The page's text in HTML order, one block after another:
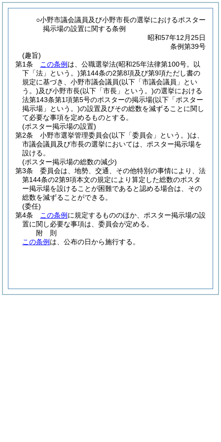
○小野市議会議員及び小野市長の選挙におけるポスター
掲示場の設置に関する条例
昭和57年12月25日
条例第39号
(趣旨)
第1条
この条例 は、公職選挙法(昭和25年法律第100号。以
下「法」という。)第144条の2第8項及び第9項ただし書の
規定に基づき、小野市議会議員(以下「市議会議員」とい
う。)及び小野市長(以下「市長」という。)の選挙における
法第143条第1項第5号のポスターの掲示場(以下「ポスター
掲示場」という。)の設置及びその総数を減ずることに関し
て必要な事項を定めるものとする。
(ポスター掲示場の設置)
第2条
小野市選挙管理委員会(以下「委員会」という。)は、
市議会議員及び市長の選挙においては、ポスター掲示場を
設ける。
(ポスター掲示場の総数の減少)
第3条
委員会は、地勢、交通、その他特別の事情により、法
第144条の2第9項本文の規定により算定した総数のポスタ
ー掲示場を設けることが困難であると認める場合は、その
総数を減ずることができる。
(委任)
第4条
この条例 に規定するもののほか、ポスター掲示場の設
置に関し必要な事項は、委員会が定める。
附 則
この条例 は、公布の日から施行する。